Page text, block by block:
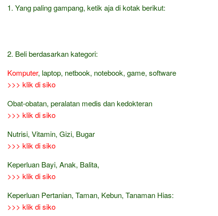
1. Yang paling gampang, ketik aja di kotak berikut:
2. Beli berdasarkan kategori:
Komputer, laptop, netbook, notebook, game, software
>>> klik di siko
Obat-obatan, peralatan medis dan kedokteran
>>> klik di siko
Nutrisi, Vitamin, Gizi, Bugar
>>> klik di siko
Keperluan Bayi, Anak, Balita,
>>> klik di siko
Keperluan Pertanian, Taman, Kebun, Tanaman Hias:
>>> klik di siko